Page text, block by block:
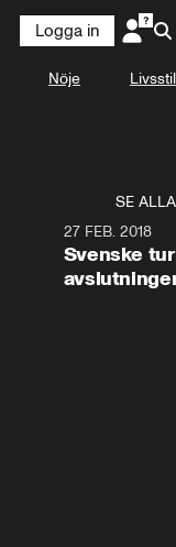
Logga in
Nöje Livsstil
SE ALLA
27 FEB. 2018
Svenske